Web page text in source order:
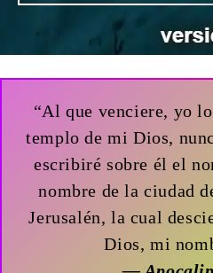
“Al que venciere, yo
templo de mi Dios,
escribiré sobre él el
nombre de la ciudad
Jerusalén, la cual
Dios, mi